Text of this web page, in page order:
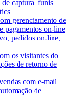
captura, funis
gerenciamento de
pagamentos on-line
pedidos on-line,
os visitantes do
de retorno de
com e-mail
de